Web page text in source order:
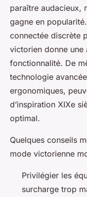
paraître audacieux,
gagne en
connectée discrète
victorien donne une
fonctionnalité. De
technologie
ergonomiques,
d’inspiration XIXe
optimal.
Quelques conseils
mode victorienne
Privilégier les
surcharge trop